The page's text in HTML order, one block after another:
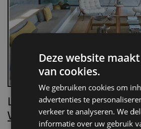
Lees Villa d’Arte!
Word nu abonnee.
Deze website
van cookies.
We gebruiken cookies om
advertenties te
verkeer te analyseren. We
informatie over uw gebruik